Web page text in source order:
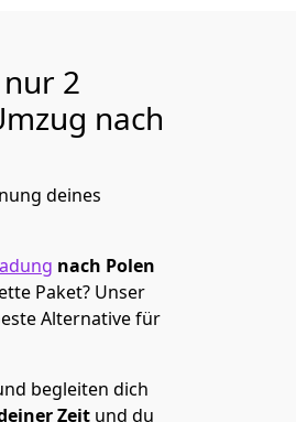
2
nach
deines
nach Polen
Paket? Unser
Alternative für
begleiten dich
Zeit und du